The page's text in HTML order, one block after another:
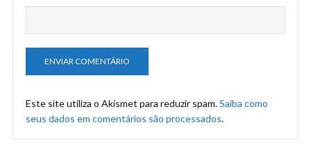
Este site utiliza o Akismet para reduzir spam.Saiba como
seus dados em comentários são processados.